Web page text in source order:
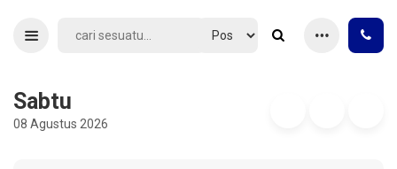
Sabtu
08 Agustus 2026